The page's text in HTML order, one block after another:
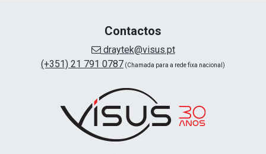
Contactos
draytek@visus.pt
(+351) 21 791 0787 (Chamada para a rede fixa nacional)